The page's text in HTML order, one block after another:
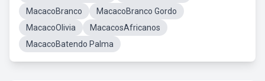
MacacoBranco
MacacoBranco Gordo
MacacoOlivia
MacacosAfricanos
MacacoBatendo Palma